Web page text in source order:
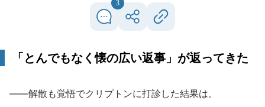
3
「とんでもなく懐の広い返事」が返ってきた
――解散も覚悟でクリプトンに打診した結果は。